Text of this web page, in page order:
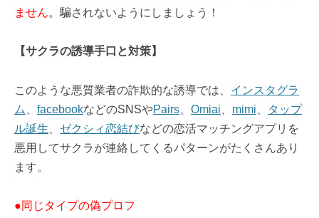
ません。騙されないようにしましょう！
【サクラの誘導手口と対策】
このような悪質業者の詐欺的な誘導では、 インスタグラ
ム
facebookなどのSNSやPairs Omiai mimi
タップ
ル誕生
ゼクシィ恋結びなどの恋活マッチングアプリを
悪用してサクラが連絡してくるパターンがたくさんあり
ます。
●同じタイプの偽プロフ